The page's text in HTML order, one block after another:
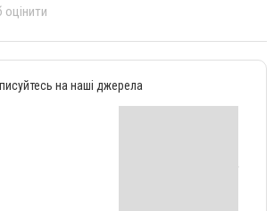
на наші джерела